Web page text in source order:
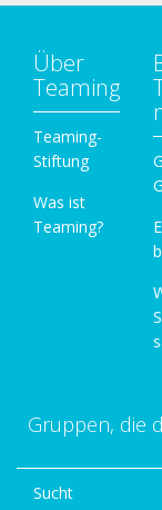
Über
Teaming
Teaming-
Stiftung
Was ist
Teaming?
Gruppen, die
Sucht